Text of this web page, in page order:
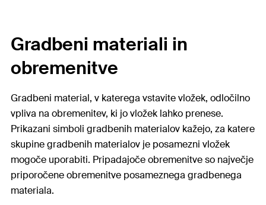
Gradbeni materiali in
obremenitve
Gradbeni material, v katerega vstavite vložek, odločilno
vpliva na obremenitev, ki jo vložek lahko prenese.
Prikazani simboli gradbenih materialov kažejo, za katere
skupine gradbenih materialov je posamezni vložek
mogoče uporabiti. Pripadajoče obremenitve so največje
priporočene obremenitve posameznega gradbenega
materiala.